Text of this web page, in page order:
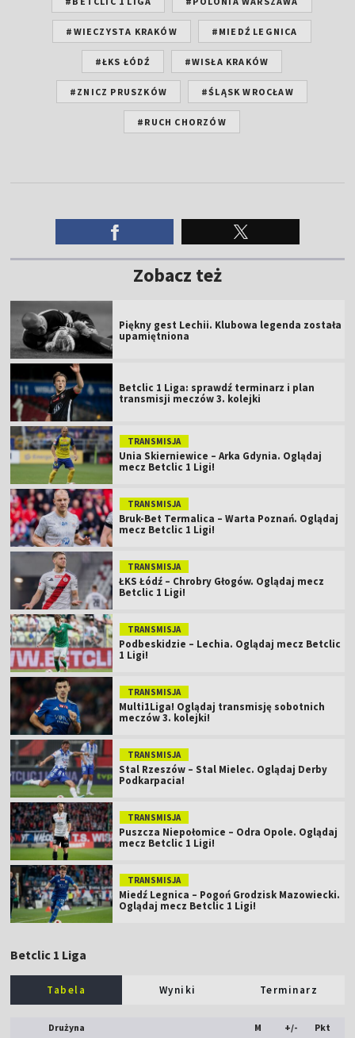
#WIECZYSTA KRAKÓW #MIEDŹ LEGNICA
#ŁKS ŁÓDŹ #WISŁA KRAKÓW
#ZNICZ PRUSZKÓW #ŚLĄSK WROCŁAW
#RUCH CHORZÓW
Zobacz też
Piękny gest Lechii. Klubowa legenda została
upamiętniona
Betclic 1 Liga: sprawdź terminarz i plan
transmisji meczów 3. kolejki
TRANSMISJA
Unia Skierniewice – Arka Gdynia. Oglądaj
mecz Betclic 1 Ligi!
TRANSMISJA
Bruk-Bet Termalica – Warta Poznań. Oglądaj
mecz Betclic 1 Ligi!
TRANSMISJA
ŁKS Łódź – Chrobry Głogów. Oglądaj mecz
Betclic 1 Ligi!
TRANSMISJA
Podbeskidzie – Lechia. Oglądaj mecz Betclic
1 Ligi!
TRANSMISJA
Multi1Liga! Oglądaj transmisję sobotnich
meczów 3. kolejki!
TRANSMISJA
Stal Rzeszów – Stal Mielec. Oglądaj Derby
Podkarpacia!
TRANSMISJA
Puszcza Niepołomice – Odra Opole. Oglądaj
mecz Betclic 1 Ligi!
TRANSMISJA
Miedź Legnica – Pogoń Grodzisk Mazowiecki.
Oglądaj mecz Betclic 1 Ligi!
Betclic 1 Liga
Tabela Wyniki Terminarz
Drużyna M +/- Pkt